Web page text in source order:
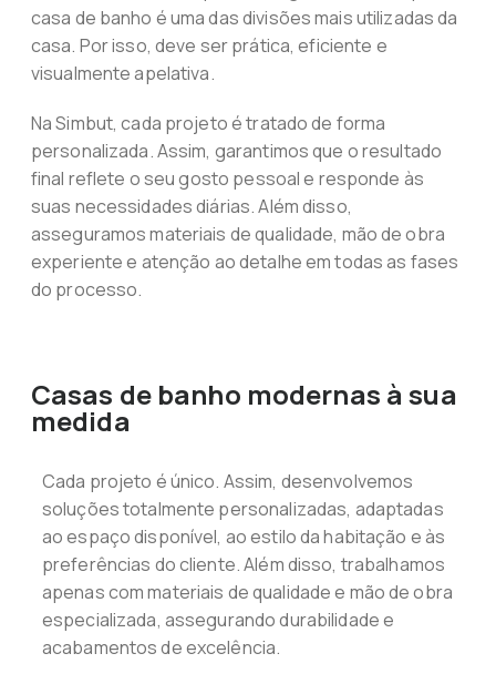
casa de banho é uma das divisões mais utilizadas da
casa. Por isso, deve ser prática, eficiente e
visualmente apelativa.
Na Simbut, cada projeto é tratado de forma
personalizada. Assim, garantimos que o resultado
final reflete o seu gosto pessoal e responde às
suas necessidades diárias. Além disso,
asseguramos materiais de qualidade, mão de obra
experiente e atenção ao detalhe em todas as fases
do processo.
Casas de banho modernas à sua
medida
Cada projeto é único. Assim, desenvolvemos
soluções totalmente personalizadas, adaptadas
ao espaço disponível, ao estilo da habitação e às
preferências do cliente. Além disso, trabalhamos
apenas com materiais de qualidade e mão de obra
especializada, assegurando durabilidade e
acabamentos de excelência.